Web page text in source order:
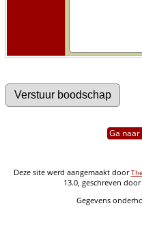
Ga naar
Deze site werd aangemaakt door
13.0, geschreven
Gegevens